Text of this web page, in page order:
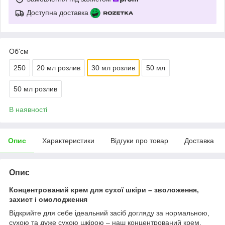
Доступна доставка
Об'єм
250 20 мл розлив 30 мл розлив 50 мл
50 мл розлив
В наявності
Опис Характеристики Відгуки про товар Доставка
Опис
Концентрований крем для сухої шкіри – зволоження,
захист і омолодження
Відкрийте для себе ідеальний засіб догляду за нормальною,
сухою та дуже сухою шкірою – наш концентрований крем,